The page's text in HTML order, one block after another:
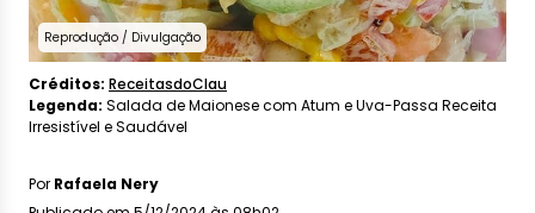
Reprodução / Divulgação
Créditos: ReceitasdoClau
Legenda: Salada de Maionese com Atum e Uva-Passa Receita
Irresistível e Saudável
Por Rafaela Nery